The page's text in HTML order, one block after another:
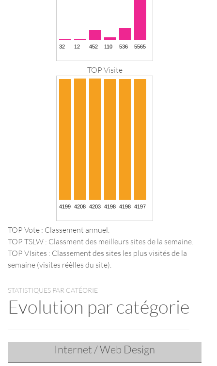
TOP Visite
TOP Vote : Classement annuel.
TOP TSLW : Classment des meilleurs sites de la semaine.
TOP VIsites : Classement des sites les plus visités de la
semaine (visites réèlles du site).
STATISTIQUES PAR CATÉORIE
Evolution par catégorie
Internet / Web Design